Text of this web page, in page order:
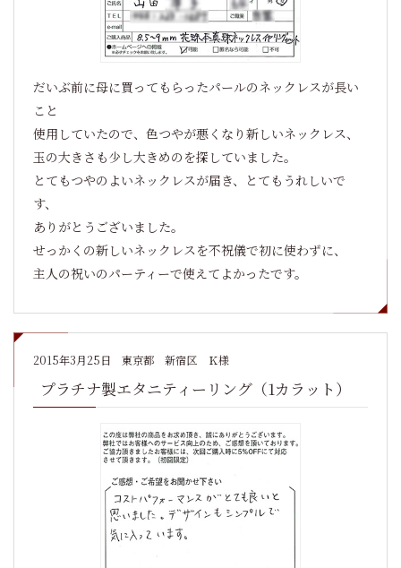
だいぶ前に母に買ってもらったパールのネックレスが長い
こと
使用していたので、色つやが悪くなり新しいネックレス、
玉の大きさも少し大きめのを探していました。
とてもつやのよいネックレスが届き、とてもうれしいで
す、
ありがとうございました。
せっかくの新しいネックレスを不祝儀で初に使わずに、
主人の祝いのパーティーで使えてよかったです。
2015年3月25日 東京都 新宿区 Ｋ様
プラチナ製エタニティーリング（1カラット）